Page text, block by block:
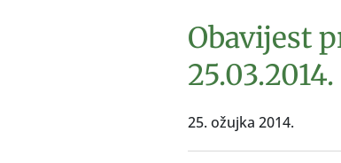
Obavijest
25.03.2014.
25. ožujka 2014.